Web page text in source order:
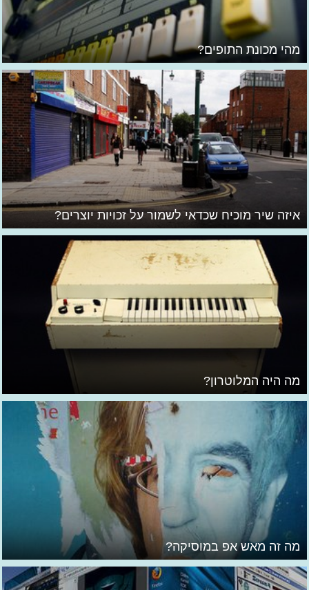
מהי מכונת התופים?
איזה שיר מוכיח שכדאי לשמור על זכויות יוצרים?
מה היה המלוטרון?
מה זה מאש אפ במוסיקה?